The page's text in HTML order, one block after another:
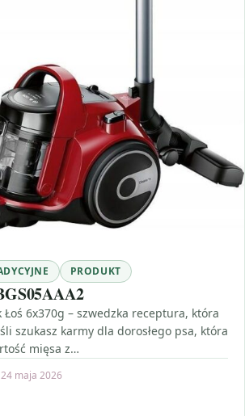
PRODUKT
6x370g – szwedzka receptura, która
szukasz karmy dla dorosłego psa, która
mięsa z…
24 maja 2026